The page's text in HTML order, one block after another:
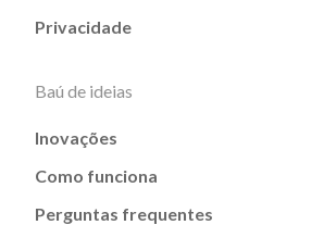
Privacidade
Baú de ideias
Inovações
Como funciona
Perguntas frequentes